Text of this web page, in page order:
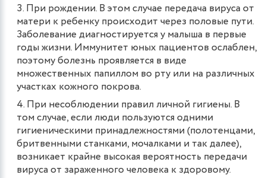
При рождении. В этом случае передача вируса от
матери к ребенку происходит через половые пути.
Заболевание диагностируется у малыша в первые
годы жизни. Иммунитет юных пациентов ослаблен,
поэтому болезнь проявляется в виде
множественных папиллом во рту или на различных
участках кожного покрова.
При несоблюдении правил личной гигиены. В
том случае, если люди пользуются одними
гигиеническими принадлежностями (полотенцами,
бритвенными станками, мочалками и так далее),
возникает крайне высокая вероятность передачи
вируса от зараженного человека к здоровому.